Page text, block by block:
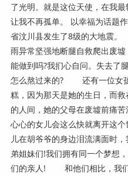
了光明。就是这位天使，在我
让我不再孤单。 以幸福为话
省汶川县发生了8级的大地震
雨异常坚强地断腿自救爬出废
能做到吗?我扪心自问。失去了
怎么熬过来的? 还有一位女
糕，因为那天是她的生日，而
的人间，她的父母在废墟前痛
心心的女儿会这么快就离开
儿在胡爷爷的身边泪流满面时
弟姐妹们!我们拥有同一个梦想
们的亲人! 和他们相比，我